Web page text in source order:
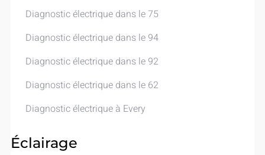
Diagnostic électrique dans le 75
Diagnostic électrique dans le 94
Diagnostic électrique dans le 92
Diagnostic électrique dans le 62
Diagnostic électrique à Every
Éclairage